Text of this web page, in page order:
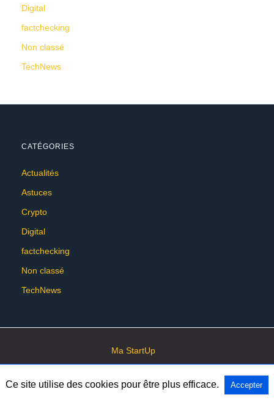
Digital
factchecking
Non classé
TechNews
CATÉGORIES
Actualités
Astuces
Crypto
Digital
factchecking
Non classé
TechNews
Ma StartUp
All Rights Reserved View Non-AMP Version
Ce site utilise des cookies pour être plus efficace. Accepter